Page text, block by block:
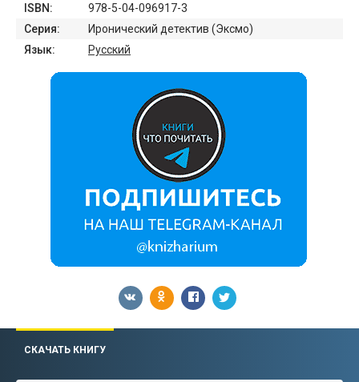
ISBN:
978-5-04-096917-3
Серия:
Иронический детектив (Эксмо)
Язык:
Русский
СКАЧАТЬ КНИГУ